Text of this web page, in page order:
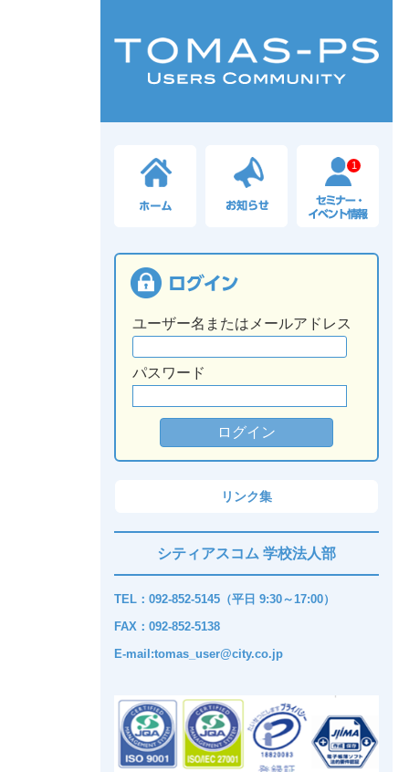
1
ユーザー名またはメールアドレス
パスワード
リンク集
シティアスコム 学校法人部
TEL：092-852-5145（平日 9:30～17:00）
FAX：092-852-5138
E-mail:tomas_user@city.co.jp